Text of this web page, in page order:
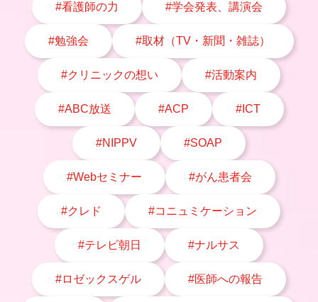
#看護師の力 #学会発表、講演会
#勉強会 #取材（TV・新聞・雑誌）
#クリニックの想い #活動案内
#ABC放送 #ACP #ICT
#NIPPV #SOAP
#Webセミナー #がん患者会
#クレド #コニュミケーション
#テレビ朝日 #ナルサス
#ロゼックスゲル #医師への報告